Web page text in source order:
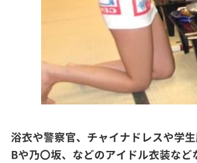
浴衣や警察官、チャイナドレスや学
Bや乃〇坂、などのアイドル衣装な